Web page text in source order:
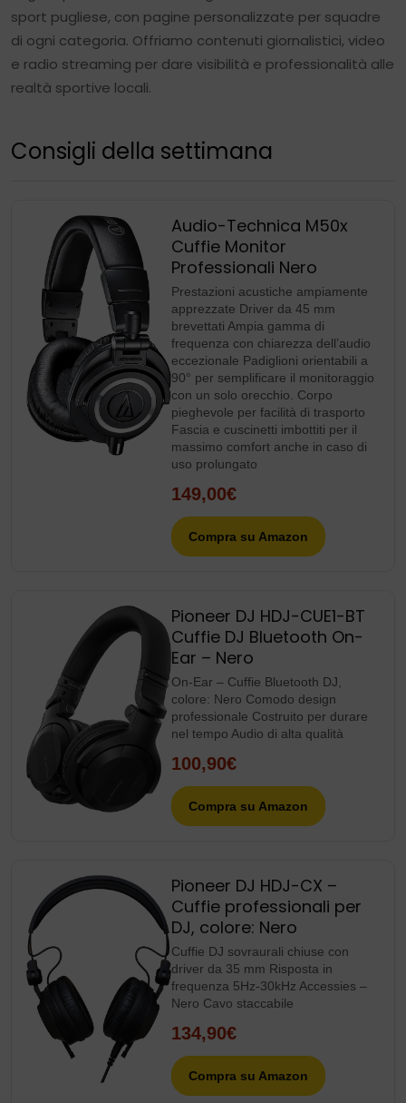
sport pugliese, con pagine personalizzate per squadre
di ogni categoria. Offriamo contenuti giornalistici, video
e radio streaming per dare visibilità e professionalità alle
realtà sportive locali.
Consigli della settimana
Audio-Technica M50x
Cuffie Monitor
Professionali Nero
Prestazioni acustiche ampiamente
apprezzate Driver da 45 mm
brevettati Ampia gamma di
frequenza con chiarezza dell’audio
eccezionale Padiglioni orientabili a
90° per semplificare il monitoraggio
con un solo orecchio. Corpo
pieghevole per facilità di trasporto
Fascia e cuscinetti imbottiti per il
massimo comfort anche in caso di
uso prolungato
149,00€
Compra su Amazon
Pioneer DJ HDJ-CUE1-BT
Cuffie DJ Bluetooth On-
Ear – Nero
On-Ear – Cuffie Bluetooth DJ,
colore: Nero Comodo design
professionale Costruito per durare
nel tempo Audio di alta qualità
100,90€
Compra su Amazon
Pioneer DJ HDJ-CX –
Cuffie professionali per
DJ, colore: Nero
Cuffie DJ sovraurali chiuse con
driver da 35 mm Risposta in
frequenza 5Hz-30kHz Accessies –
Nero Cavo staccabile
134,90€
Compra su Amazon